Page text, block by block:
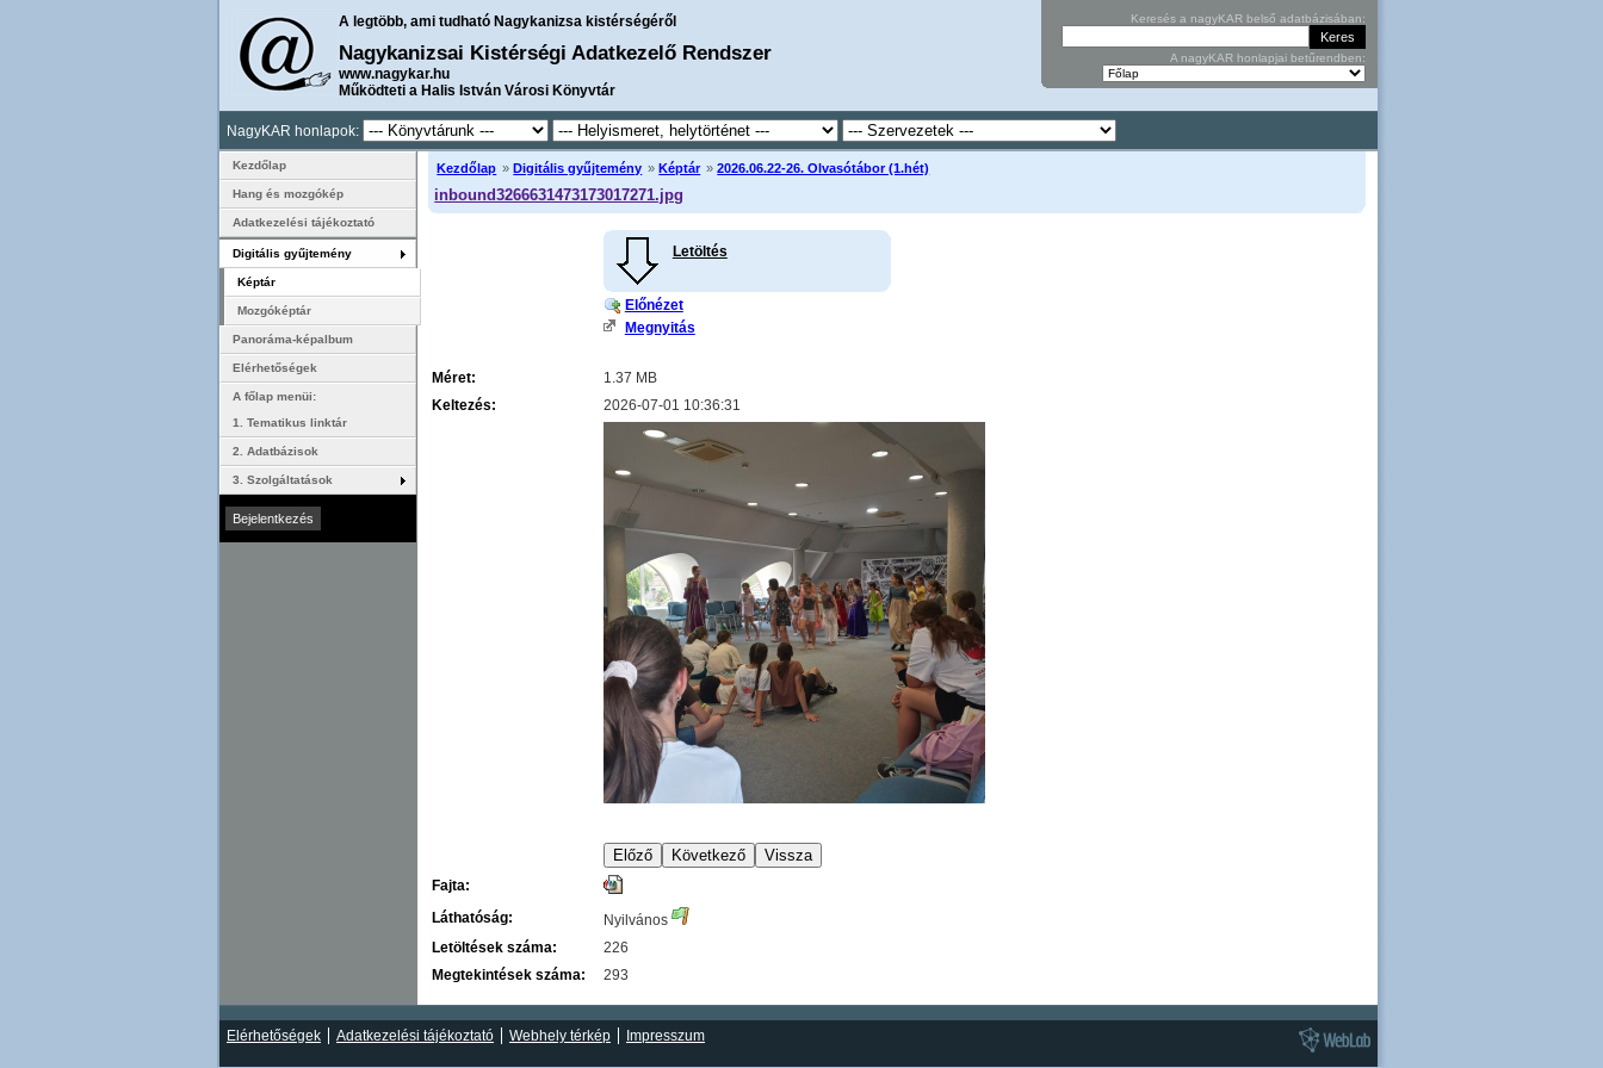
A legtöbb, ami tudható Nagykanizsa kistérségéről
Nagykanizsai Kistérségi Adatkezelő Rendszer
www.nagykar.hu
Működteti a Halis István Városi Könyvtár
Keresés a nagyKAR belső adatbázisában:
A nagyKAR honlapjai betűrendben:
NagyKAR honlapok:
Kezdőlap » Digitális gyűjtemény » Képtár »2026.06.22-26. Olvasótábor (1.hét)
inbound3266631473173017271.jpg
Letöltés
Előnézet
Megnyitás
Méret:
1.37 MB
Keltezés:
2026-07-01 10:36:31
Fajta:
Láthatóság:
Nyilvános
Letöltések száma:
226
Megtekintések száma:
293
Kezdőlap
Hang és mozgókép
Adatkezelési tájékoztató
Digitális gyűjtemény
Képtár
Mozgóképtár
Panoráma-képalbum
Elérhetőségek
A főlap menüi:
1. Tematikus linktár
2. Adatbázisok
3. Szolgáltatások
Elérhetőségek Adatkezelési tájékoztató Webhely térkép Impresszum